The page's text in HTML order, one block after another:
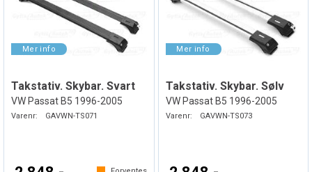
Takstativ. Skybar. Svart
VW Passat B5 1996-2005
Varenr: GAVWN-TS071
Takstativ. Skybar. Sølv
VW Passat B5 1996-2005
Varenr: GAVWN-TS073